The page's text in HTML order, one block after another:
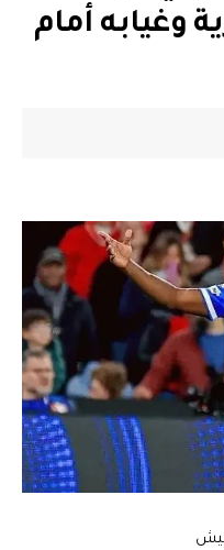
وغيابه أمام